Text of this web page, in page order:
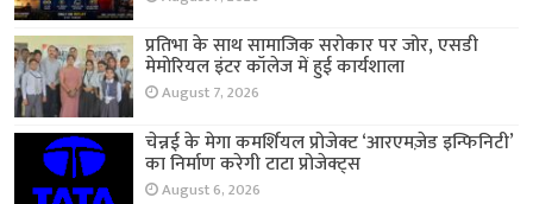
प्रतिभा के साथ सामाजिक सरोकार पर जोर, एसडी
मेमोरियल इंटर कॉलेज में हुई कार्यशाला
August 7, 2026
चेन्नई के मेगा कमर्शियल प्रोजेक्ट ‘आरएमज़ेड इन्फिनिटी’
का निर्माण करेगी टाटा प्रोजेक्ट्स
August 6, 2026